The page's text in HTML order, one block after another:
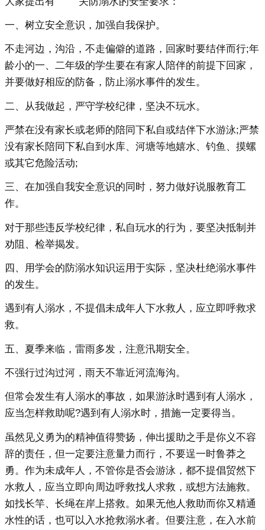
一、树立安全意识，加强自我保护。
不走河边，沟沿，不走偏僻的道路，回家时要结伴而行;年
龄小的一、二年级的学生要在有家人陪伴的前提下回家，
并要做好相应的防备，防止溺水事件的发生。
二、从我做起，严守学校纪律，坚决不玩水。
严禁在没有家长或老师的陪同下私自或结伴下水游泳;严禁
没有家长陪同下私自到水库、河塘等地嬉水、钓鱼、摸螺
或其它危险活动;
三、在加强自我安全意识的同时，努力做好说服教育工
作。
对于那些违反学校纪律，私自玩水的行为，要坚决抵制并
劝阻、检举揭发。
四、用学会的防溺水知识运用于实际，坚决杜绝溺水事件
的发生。
遇到有人溺水，不提倡未成年人下水救人，应立即呼救求
救。
五、夏季来临，雷雨多发，注意汛期安全。
不强行过沟过河，雨天不靠近河流海沟。
但常会发生有人溺水的事故，如果游泳时遇到有人溺水，
应当怎样救助呢?遇到有人溺水时，措施一定要得当。
虽然见义勇为的精神值得赞扬，伸出援助之手是你义不容
辞的责任，但一定要注意量力而行，不要逞一时鲁莽之
勇。作为未成年人，不管你是否会游泳，都不提倡贸然下
水救人，应当立即向周边呼救找人求救，或想方法施救。
如找长竿、长绳在岸上搭救。如果无他人救助而你又精通
水性的话，也可以入水抢救溺水者。但要注意，在入水前